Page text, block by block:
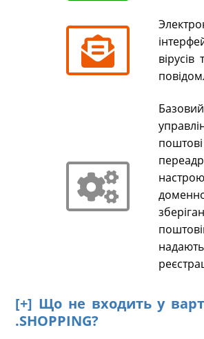
[+] Що не входить у
.SHOPPING?